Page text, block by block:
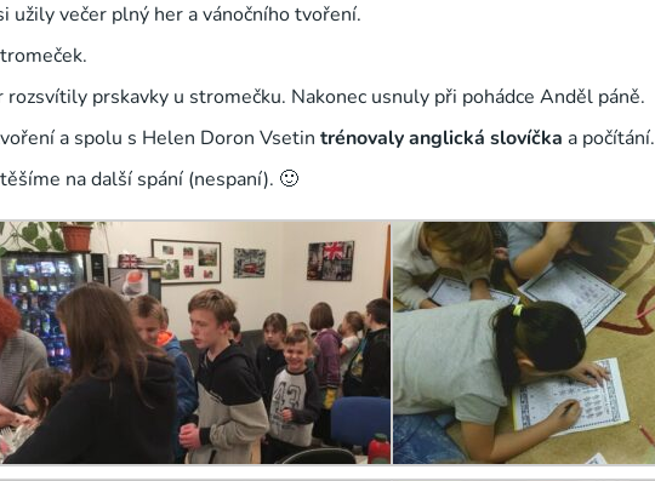
užily večer plný her a vánočního tvoření.
prskavky u stromečku. Nakonec usnuly při pohádce Anděl páně.
a spolu s Helen Doron Vsetin trénovaly anglická slovíčka a počítání.
na další spání (nespaní). 🙂